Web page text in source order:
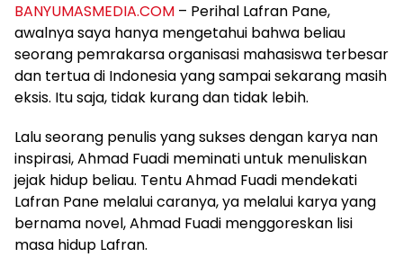
BANYUMASMEDIA.COM – Perihal Lafran Pane,
awalnya saya hanya mengetahui bahwa beliau
seorang pemrakarsa organisasi mahasiswa terbesar
dan tertua di Indonesia yang sampai sekarang masih
eksis. Itu saja, tidak kurang dan tidak lebih.
Lalu seorang penulis yang sukses dengan karya nan
inspirasi, Ahmad Fuadi meminati untuk menuliskan
jejak hidup beliau. Tentu Ahmad Fuadi mendekati
Lafran Pane melalui caranya, ya melalui karya yang
bernama novel, Ahmad Fuadi menggoreskan lisi
masa hidup Lafran.